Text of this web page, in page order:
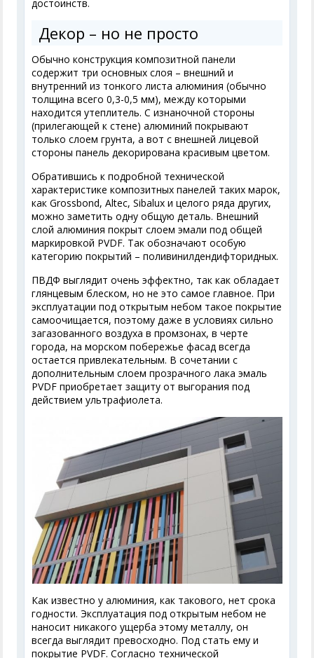
достоинств.
Декор – но не просто
Обычно конструкция композитной панели
содержит три основных слоя – внешний и
внутренний из тонкого листа алюминия (обычно
толщина всего 0,3-0,5 мм), между которыми
находится утеплитель. С изнаночной стороны
(прилегающей к стене) алюминий покрывают
только слоем грунта, а вот с внешней лицевой
стороны панель декорирована красивым цветом.
Обратившись к подробной технической
характеристике композитных панелей таких марок,
как Grossbond, Altec, Sibalux и целого ряда других,
можно заметить одну общую деталь. Внешний
слой алюминия покрыт слоем эмали под общей
маркировкой PVDF. Так обозначают особую
категорию покрытий – поливинилдендифторидных.
ПВДФ выглядит очень эффектно, так как обладает
глянцевым блеском, но не это самое главное. При
эксплуатации под открытым небом такое покрытие
самоочищается, поэтому даже в условиях сильно
загазованного воздуха в промзонах, в черте
города, на морском побережье фасад всегда
остается привлекательным. В сочетании с
дополнительным слоем прозрачного лака эмаль
PVDF приобретает защиту от выгорания под
действием ультрафиолета.
Как известно у алюминия, как такового, нет срока
годности. Эксплуатация под открытым небом не
наносит никакого ущерба этому металлу, он
всегда выглядит превосходно. Под стать ему и
покрытие PVDF. Согласно технической